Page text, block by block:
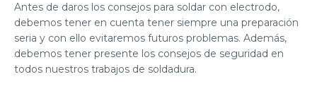
Antes de daros los consejos para soldar con electrodo,
debemos tener en cuenta tener siempre una preparación
seria y con ello evitaremos futuros problemas. Además,
debemos tener presente los consejos de seguridad en
todos nuestros trabajos de soldadura.